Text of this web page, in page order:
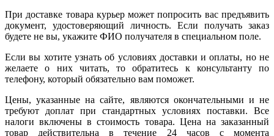
При доставке товара курьер может попросить вас предъявить
документ, удостоверяющий личность. Если получать заказ
будете не вы, укажите ФИО получателя в специальном поле.
Если вы хотите узнать об условиях доставки и оплаты, но не
желаете о них читать, то обратитесь к консультанту по
телефону, который обязательно вам поможет.
Цены, указанные на сайте, являются окончательными и не
требуют доплат при стандартных условиях поставки. Все
налоги включены в стоимость товара. Цена на заказанный
товар действительна в течение 24 часов с момента